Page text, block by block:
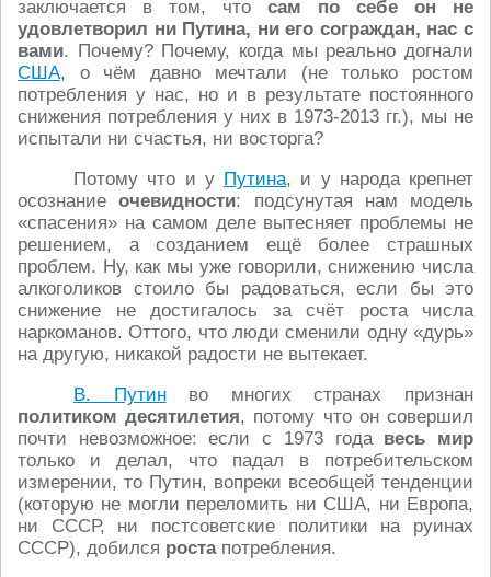
заключается в том, что сам по себе он не
удовлетворил ни Путина, ни его сограждан, нас с
вами. Почему? Почему, когда мы реально догнали
США, о чём давно мечтали (не только ростом
потребления у нас, но и в результате постоянного
снижения потребления у них в 1973-2013 гг.), мы не
испытали ни счастья, ни восторга?
Потому что и у Путина, и у народа крепнет
осознаниеочевидности: подсунутая нам модель
«спасения» на самом деле вытесняет проблемы не
решением, а созданием ещё более страшных
проблем. Ну, как мы уже говорили, снижению числа
алкоголиков стоило бы радоваться, если бы это
снижение не достигалось за счёт роста числа
наркоманов. Оттого, что люди сменили одну «дурь»
на другую, никакой радости не вытекает.
В. Путинво многих странах признан
политиком десятилетия, потому что он совершил
почти невозможное: если с 1973 года весь мир
только и делал, что падал в потребительском
измерении, то Путин, вопреки всеобщей тенденции
(которую не могли переломить ни США, ни Европа,
ни СССР, ни постсоветские политики на руинах
СССР), добился ростапотребления.